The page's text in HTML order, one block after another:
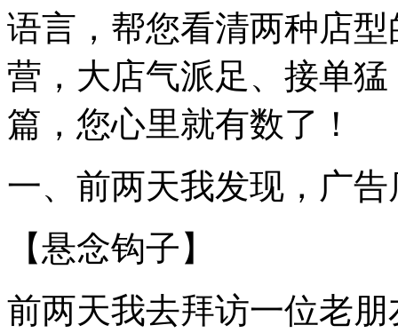
语言，帮您看清两种店
营，大店气派足、接单
篇，您心里就有数了！
一、前两天我发现，广
【悬念钩子】
前两天我去拜访一位老